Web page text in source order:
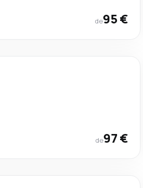
de95 €
de97 €